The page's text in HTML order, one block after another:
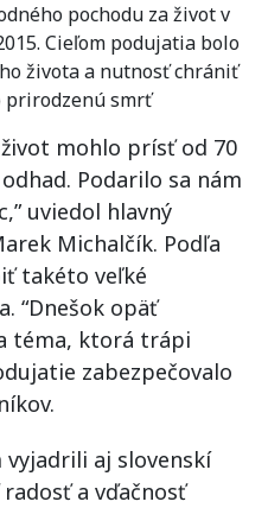
pochodu za život v
Cieľom podujatia bolo
života a nutnosť chrániť
prirodzenú smrť
mohlo prísť od 70
Podarilo sa nám
uviedol hlavný
Michalčík. Podľa
takéto veľké
“Dnešok opäť
téma, ktorá trápi
zabezpečovalo
aj slovenskí
a vďačnosť